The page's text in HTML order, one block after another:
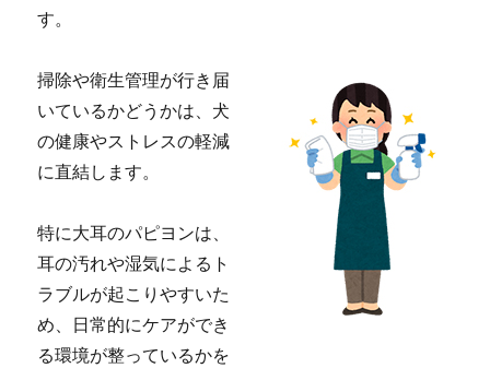
す。
掃除や衛生管理が行き届
いているかどうかは、犬
の健康やストレスの軽減
に直結します。
特に大耳のパピヨンは、
耳の汚れや湿気によるト
ラブルが起こりやすいた
め、日常的にケアができ
る環境が整っているかを